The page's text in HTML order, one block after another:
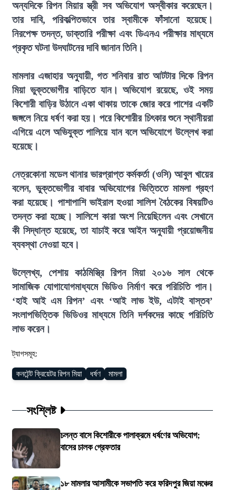
অন্যদিকে রিপন মিয়ার স্ত্রী সব অভিযোগ অস্বীকার করেছেন।
তার দাবি, পরিকল্পিতভাবে তার স্বামীকে ফাঁসানো হয়েছে।
নিরপেক্ষ তদন্ত, ডাক্তারি পরীক্ষা এবং ডিএনএ পরীক্ষার মাধ্যমে
প্রকৃত ঘটনা উদঘাটনের দাবি জানান তিনি।
মামলার এজাহার অনুযায়ী, গত শনিবার রাত আটটার দিকে রিপন
মিয়া ভুক্তভোগীর বাড়িতে যান। অভিযোগ রয়েছে, ওই সময়
কিশোরী বাড়ির উঠানে একা থাকায় তাকে জোর করে পাশের একটি
জঙ্গলে নিয়ে ধর্ষণ করা হয়। পরে কিশোরীর চিৎকার শুনে স্থানীয়রা
এগিয়ে এলে অভিযুক্ত পালিয়ে যান বলে অভিযোগে উল্লেখ করা
হয়েছে।
নেত্রকোনা মডেল থানার ভারপ্রাপ্ত কর্মকর্তা (ওসি) আবুল খায়ের
বলেন, ভুক্তভোগীর বাবার অভিযোগের ভিত্তিতে মামলা গ্রহণ
করা হয়েছে। পাশাপাশি ভাইরাল হওয়া সালিশ বৈঠকের বিষয়টিও
তদন্ত করা হচ্ছে। সালিশে কারা অংশ নিয়েছিলেন এবং সেখানে
কী সিদ্ধান্ত হয়েছে, তা যাচাই করে আইন অনুযায়ী প্রয়োজনীয়
ব্যবস্থা নেওয়া হবে।
উল্লেখ্য, পেশায় কাঠমিস্ত্রি রিপন মিয়া ২০১৬ সাল থেকে
সামাজিক যোগাযোগমাধ্যমে ভিডিও নির্মাণ করে পরিচিতি পান।
‘হাই আই এম রিপন’ এবং ‘আই লাভ ইউ, এটাই বাস্তব’
সংলাপভিত্তিক ভিডিওর মাধ্যমে তিনি দর্শকদের কাছে পরিচিতি
লাভ করেন।
ট্যাগসমূহ:
কনটেন্ট ক্রিয়েটর রিপন মিয়া ধর্ষণ মামলা
সংশ্লিষ্ট
চলন্ত বাসে কিশোরীকে পালাক্রমে ধর্ষণের অভিযোগ;
বাসের চালক গ্রেফতার
১৮ মামলার আসামীকে সভাপতি করে ফরিদপুর জিয়া মঞ্চের